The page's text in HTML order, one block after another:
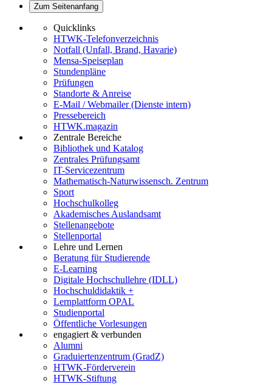
Zum Seitenanfang
Quicklinks
HTWK-Telefonverzeichnis
Notfall (Unfall, Brand, Havarie)
Mensa-Speiseplan
Stundenpläne
Prüfungen
Standorte & Anreise
E-Mail / Webmailer (Dienste intern)
Pressebereich
HTWK.magazin
Zentrale Bereiche
Bibliothek und Katalog
Zentrales Prüfungsamt
IT-Servicezentrum
Mathematisch-Naturwissensch. Zentrum
Sport
Hochschulkolleg
Akademisches Auslandsamt
Stellenangebote
Stellenportal
Lehre und Lernen
Beratung für Studierende
E-Learning
Digitale Hochschullehre (IDLL)
Hochschuldidaktik +
Lernplattform OPAL
Studienportal
Öffentliche Vorlesungen
engagiert & verbunden
Alumni
Graduiertenzentrum (GradZ)
HTWK-Förderverein
HTWK-Stiftung